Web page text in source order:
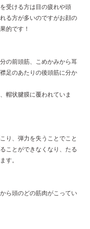
受ける方は目の疲れや頭
る方が多いのですがお顔の
的です！
の前頭筋、こめかみから耳
足のあたりの後頭筋に分か
帽状腱膜に覆われていま
り、弾力を失うことでこと
ことができなくなり、たる
す。
ら頭のどの筋肉がこってい